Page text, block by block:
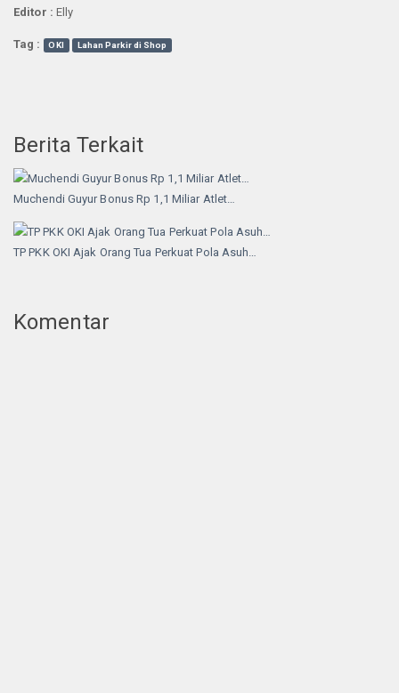
Editor : Elly
Tag : OKI Lahan Parkir di Shop
Berita Terkait
Muchendi Guyur Bonus Rp 1,1 Miliar Atlet…
TP PKK OKI Ajak Orang Tua Perkuat Pola Asuh…
Komentar